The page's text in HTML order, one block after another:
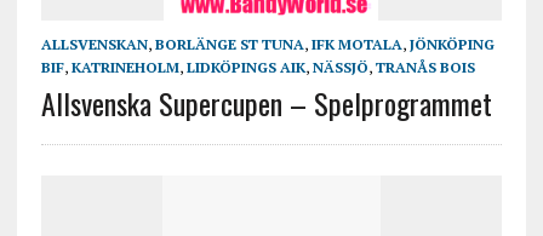
ALLSVENSKAN, BORLÄNGE ST TUNA, IFK MOTALA, JÖNKÖPING
BIF, KATRINEHOLM, LIDKÖPINGS AIK, NÄSSJÖ, TRANÅS BOIS
Allsvenska Supercupen – Spelprogrammet